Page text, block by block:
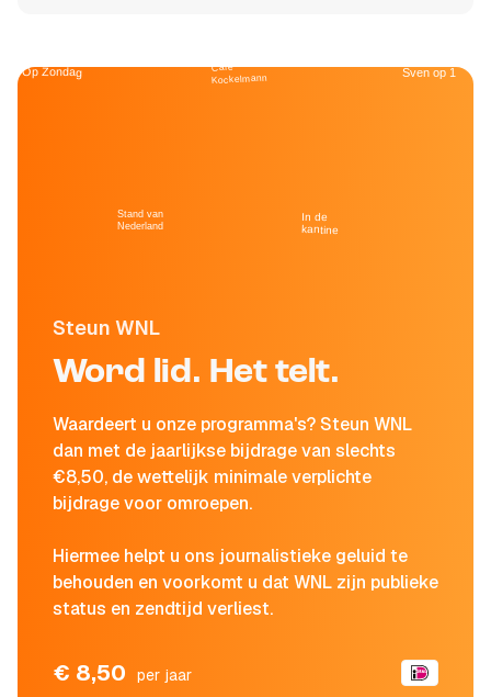
Steun WNL
Word lid. Het telt.
Waardeert u onze programma's? Steun WNL
dan met de jaarlijkse bijdrage van slechts
€8,50, de wettelijk minimale verplichte
bijdrage voor omroepen.
Hiermee helpt u ons journalistieke geluid te
behouden en voorkomt u dat WNL zijn publieke
status en zendtijd verliest.
€ 8,50 per jaar
Op Zondag
Stand van
Nederland
Café
Kockelmann
In de
kantine
Sven op 1